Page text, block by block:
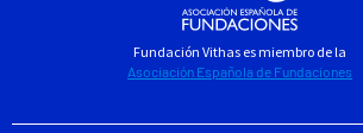
Fundación Vithas es miembro de la
Asociación Española de Fundaciones